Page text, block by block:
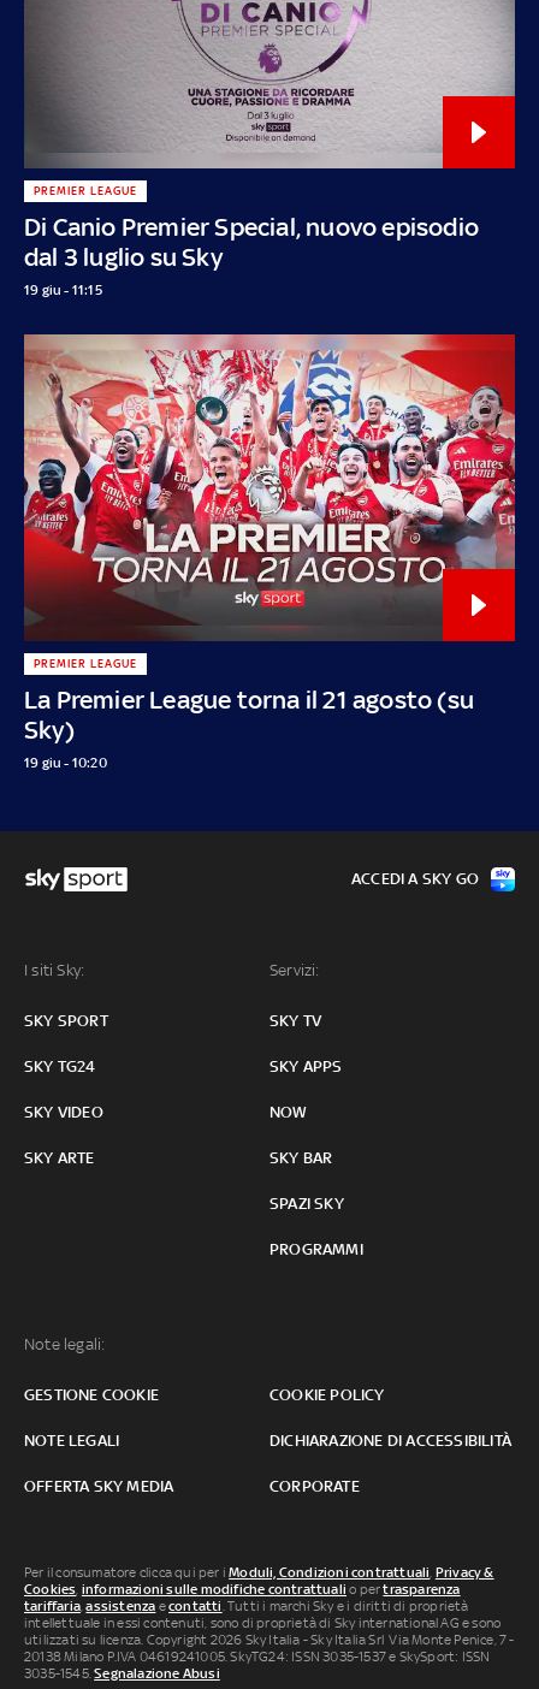
Di Canio Premier Special, nuovo episodio
dal 3 luglio su Sky
PREMIER LEAGUE
19 giu - 11:15
La Premier League torna il 21 agosto (su
Sky)
PREMIER LEAGUE
19 giu - 10:20
I siti Sky:
SKY SPORT
SKY TG24
SKY VIDEO
SKY ARTE
Servizi:
SKY TV
SKY APPS
NOW
SKY BAR
SPAZI SKY
PROGRAMMI
Note legali:
GESTIONE COOKIE COOKIE POLICY
NOTE LEGALI DICHIARAZIONE DI ACCESSIBILITÀ
OFFERTA SKY MEDIA CORPORATE
ACCEDI A SKY GO
Per il consumatore clicca qui per iModuli, Condizioni contrattuali Privacy &
Cookies informazioni sulle modifiche contrattuali o pertrasparenza
tariffaria ,assistenza econtatti . Tutti i marchi Sky e i diritti di proprietà
intellettuale in essi contenuti, sono di proprietà di Sky international AG e sono
utilizzati su licenza. Copyright 2026 Sky Italia - Sky Italia Srl Via Monte Penice, 7 -
20138 Milano P.IVA 04619241005. SkyTG24: ISSN 3035-1537 e SkySport: ISSN
3035-1545.Segnalazione Abusi